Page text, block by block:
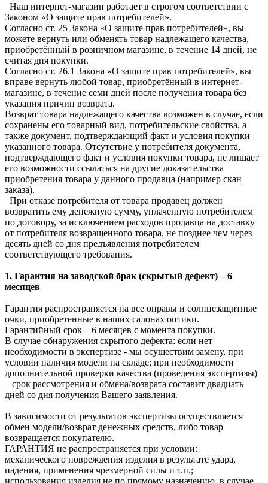
Наш интернет-магазин работает в строгом соответствии с
Законом «О защите прав потребителей».
Согласно ст. 25 Закона «О защите прав потребителей», вы
можете вернуть или обменять товар надлежащего качества,
приобретённый в розничном магазине, в течение 14 дней, не
считая дня покупки.
Согласно ст. 26.1 Закона «О защите прав потребителей», вы
вправе вернуть любой товар, приобретённый в интернет-
магазине, в течение семи дней после получения товара без
указания причин возврата.
Возврат товара надлежащего качества возможен в случае, если
сохранены его товарный вид, потребительские свойства, а
также документ, подтверждающий факт и условия покупки
указанного товара. Отсутствие у потребителя документа,
подтверждающего факт и условия покупки товара, не лишает
его возможности ссылаться на другие доказательства
приобретения товара у данного продавца (например скан
заказа).
При отказе потребителя от товара продавец должен
возвратить ему денежную сумму, уплаченную потребителем
по договору, за исключением расходов продавца на доставку
от потребителя возвращенного товара, не позднее чем через
десять дней со дня предъявления потребителем
соответствующего требования.
1. Гарантия на заводской брак (скрытый дефект) – 6
месяцев
Гарантия распространяется на все оправы и солнцезащитные
очки, приобретенные в наших салонах оптики.
Гарантийный срок – 6 месяцев с момента покупки.
В случае обнаружения скрытого дефекта: если нет
необходимости в экспертизе - мы осуществим замену, при
условии наличия модели на складе; при необходимости
дополнительной проверки качества (проведения экспертизы)
– срок рассмотрения и обмена/возврата составит двадцать
дней со дня получения Вашего заявления.
В зависимости от результатов экспертизы осуществляется
обмен модели/возврат денежных средств, либо товар
возвращается покупателю.
ГАРАНТИЯ не распространяется при условии:
механического повреждения изделия в результате удара,
падения, применения чрезмерной силы и т.п.;
использования изделия не по прямому назначению, в случае